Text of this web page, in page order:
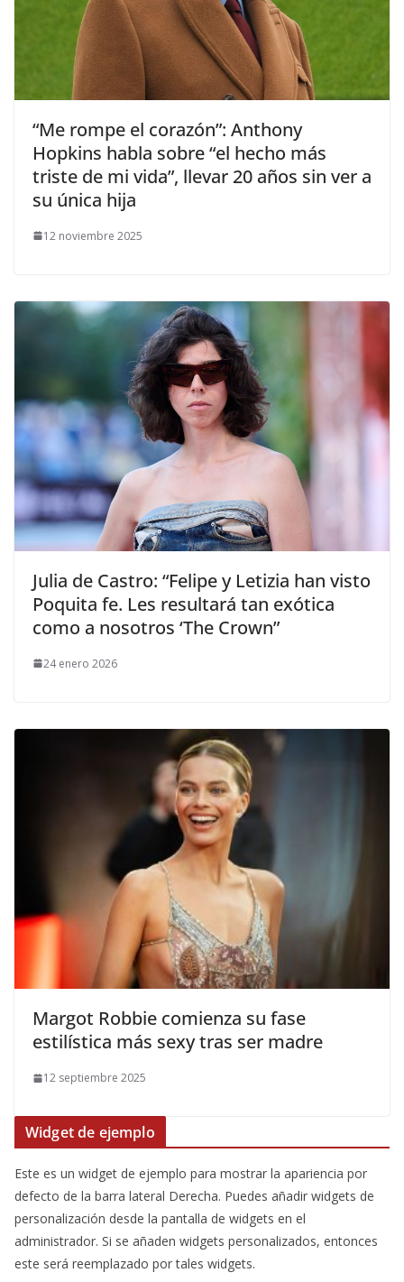
​“Me rompe el corazón”: Anthony
Hopkins habla sobre “el hecho más
triste de mi vida”, llevar 20 años sin ver a
su única hija
12 noviembre 2025
​Julia de Castro: “Felipe y Letizia han visto
Poquita fe. Les resultará tan exótica
como a nosotros ‘The Crown”
24 enero 2026
​Margot Robbie comienza su fase
estilística más sexy tras ser madre
12 septiembre 2025
Widget de ejemplo
Este es un widget de ejemplo para mostrar la apariencia por
defecto de la barra lateral Derecha. Puedes añadir widgets de
personalización desde la pantalla de widgets en el
administrador. Si se añaden widgets personalizados, entonces
este será reemplazado por tales widgets.